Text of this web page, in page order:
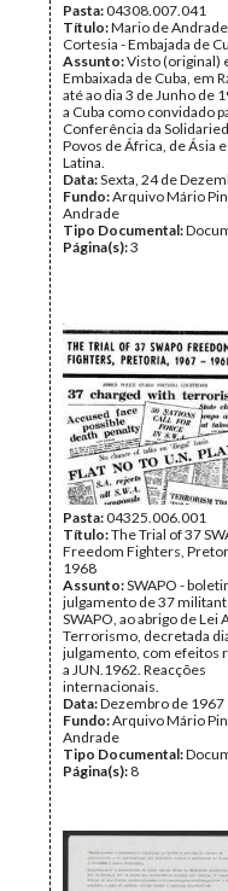
Pasta:04308.007.041
Título:Mario de
Cortesia - Embajada de
Assunto:Visto (original)
Embaixada de Cuba, em
até ao dia 3 de Junho de
a Cuba como convidado
Conferência da
Povos de África, de Ásia
Latina.
Data:Sexta, 24 de
Fundo:Arquivo Mário
Andrade
Tipo Documental:
Página(s):3
Pasta:04325.006.001
Título:The Trial of 37
Freedom Fighters,
1968
Assunto:SWAPO -
julgamento de 37
SWAPO, ao abrigo de Lei
Terrorismo, decretada
julgamento, com efeitos
a JUN.1962. Reacções
internacionais.
Data:Dezembro de 1967
Fundo:Arquivo Mário
Andrade
Tipo Documental:
Página(s): 8